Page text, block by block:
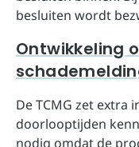
besluiten wordt
Ontwikkeling
De TCMG zet extra
doorlooptijden
nodig omdat de